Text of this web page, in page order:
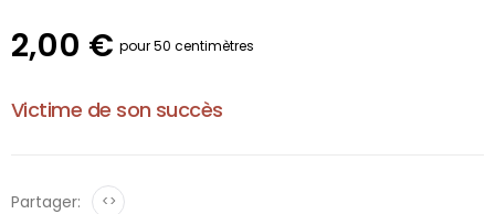
2,00 € pour 50 centimètres
Victime de son succès
Partager: <>